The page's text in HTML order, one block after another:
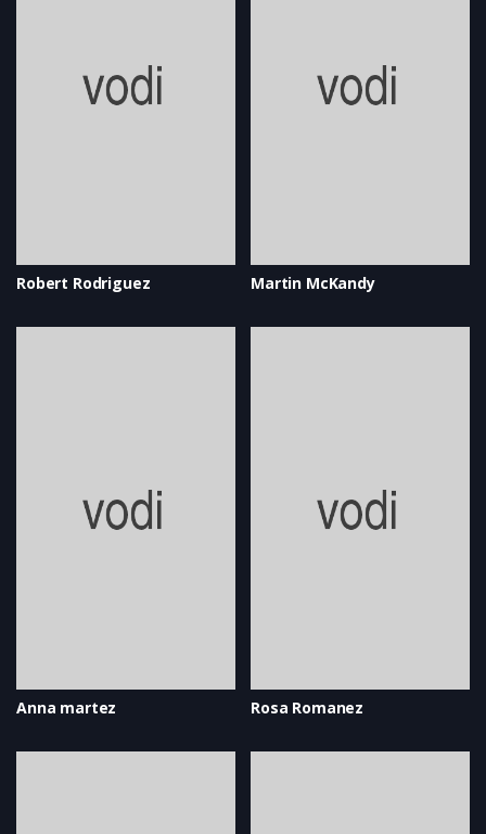
Robert Rodriguez Martin McKandy
Anna martez Rosa Romanez